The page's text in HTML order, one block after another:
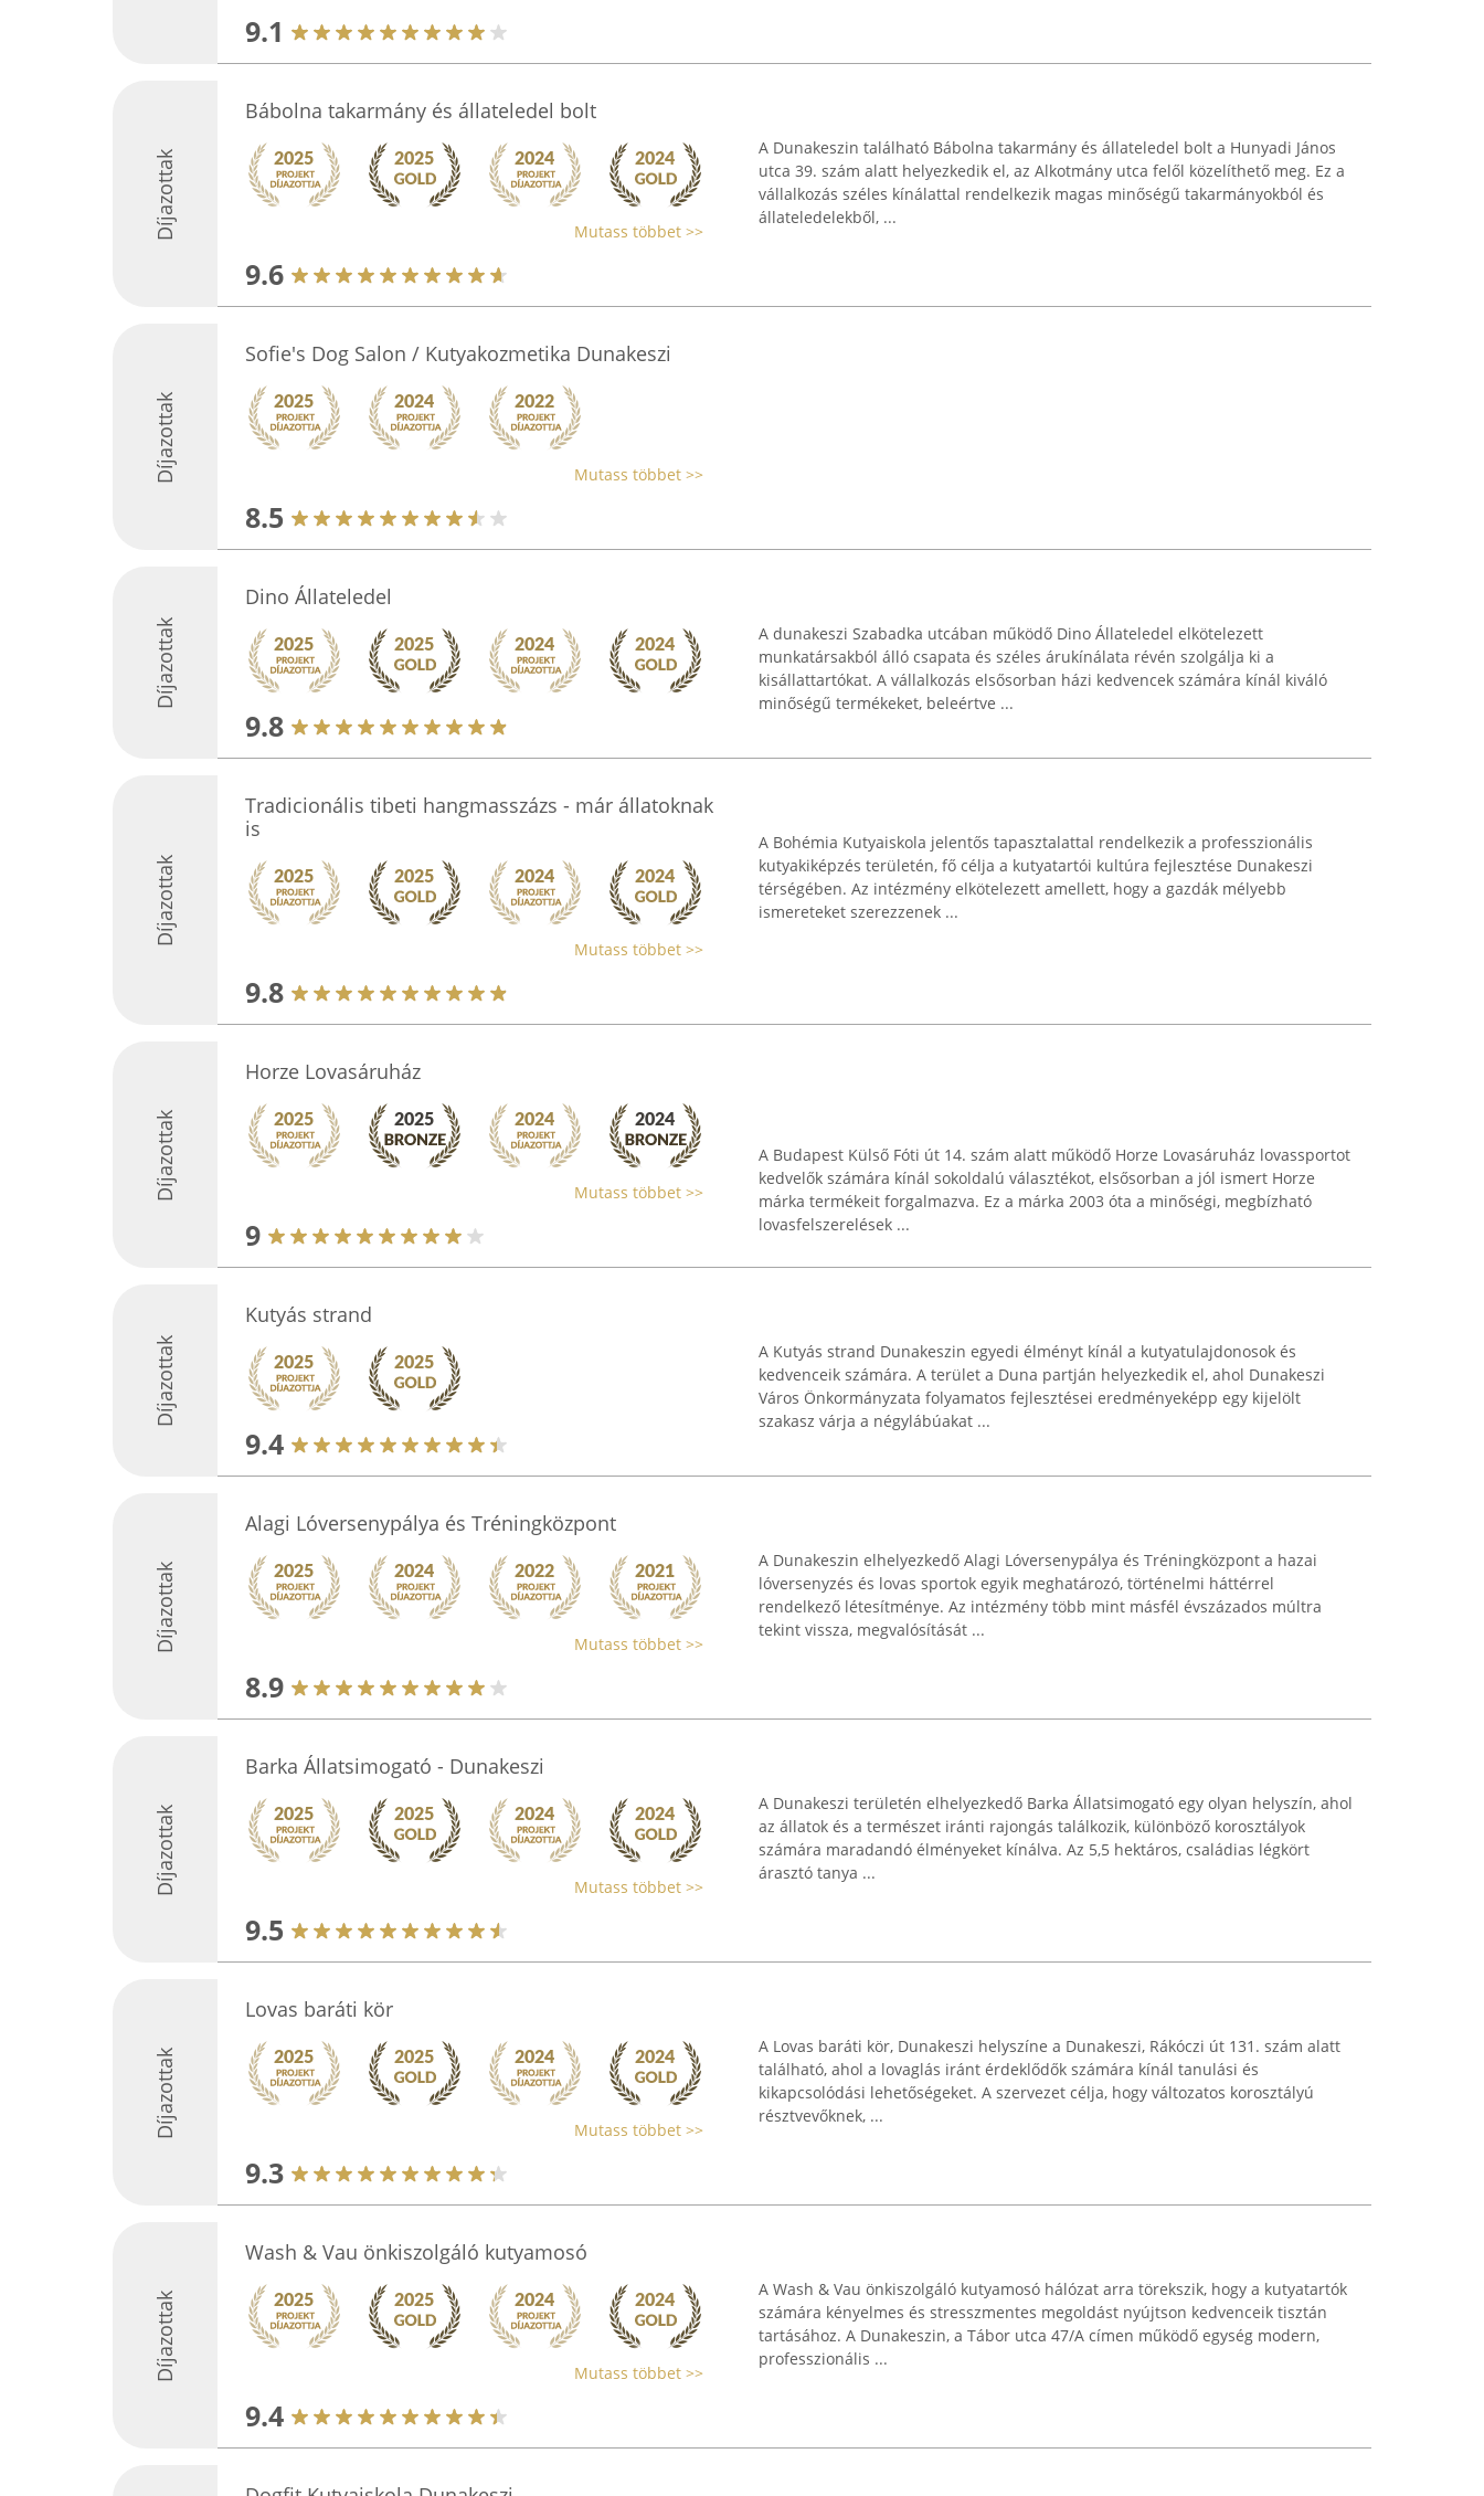
9.1
Díjazottak
Bábolna takarmány és állateledel bolt
Mutass többet >>
9.6
A Dunakeszin található Bábolna takarmány és állateledel bolt a Hunyadi János
utca 39. szám alatt helyezkedik el, az Alkotmány utca felől közelíthető meg. Ez a
vállalkozás széles kínálattal rendelkezik magas minőségű takarmányokból és
állateledelekből, ...
Díjazottak
Sofie's Dog Salon / Kutyakozmetika Dunakeszi
Mutass többet >>
8.5
Díjazottak
Dino Állateledel
9.8
A dunakeszi Szabadka utcában működő Dino Állateledel elkötelezett
munkatársakból álló csapata és széles árukínálata révén szolgálja ki a
kisállattartókat. A vállalkozás elsősorban házi kedvencek számára kínál kiváló
minőségű termékeket, beleértve ...
Díjazottak
Tradicionális tibeti hangmasszázs - már állatoknak
is
Mutass többet >>
9.8
A Bohémia Kutyaiskola jelentős tapasztalattal rendelkezik a professzionális
kutyakiképzés területén, fő célja a kutyatartói kultúra fejlesztése Dunakeszi
térségében. Az intézmény elkötelezett amellett, hogy a gazdák mélyebb
ismereteket szerezzenek ...
Díjazottak
Horze Lovasáruház
Mutass többet >>
9
A Budapest Külső Fóti út 14. szám alatt működő Horze Lovasáruház lovassportot
kedvelők számára kínál sokoldalú választékot, elsősorban a jól ismert Horze
márka termékeit forgalmazva. Ez a márka 2003 óta a minőségi, megbízható
lovasfelszerelések ...
Díjazottak
Kutyás strand
9.4
A Kutyás strand Dunakeszin egyedi élményt kínál a kutyatulajdonosok és
kedvenceik számára. A terület a Duna partján helyezkedik el, ahol Dunakeszi
Város Önkormányzata folyamatos fejlesztései eredményeképp egy kijelölt
szakasz várja a négylábúakat ...
Díjazottak
Alagi Lóversenypálya és Tréningközpont
Mutass többet >>
8.9
A Dunakeszin elhelyezkedő Alagi Lóversenypálya és Tréningközpont a hazai
lóversenyzés és lovas sportok egyik meghatározó, történelmi háttérrel
rendelkező létesítménye. Az intézmény több mint másfél évszázados múltra
tekint vissza, megvalósítását ...
Díjazottak
Barka Állatsimogató - Dunakeszi
Mutass többet >>
9.5
A Dunakeszi területén elhelyezkedő Barka Állatsimogató egy olyan helyszín, ahol
az állatok és a természet iránti rajongás találkozik, különböző korosztályok
számára maradandó élményeket kínálva. Az 5,5 hektáros, családias légkört
árasztó tanya ...
Díjazottak
Lovas baráti kör
Mutass többet >>
9.3
A Lovas baráti kör, Dunakeszi helyszíne a Dunakeszi, Rákóczi út 131. szám alatt
található, ahol a lovaglás iránt érdeklődők számára kínál tanulási és
kikapcsolódási lehetőségeket. A szervezet célja, hogy változatos korosztályú
résztvevőknek, ...
Díjazottak
Wash & Vau önkiszolgáló kutyamosó
Mutass többet >>
9.4
A Wash & Vau önkiszolgáló kutyamosó hálózat arra törekszik, hogy a kutyatartók
számára kényelmes és stresszmentes megoldást nyújtson kedvenceik tisztán
tartásához. A Dunakeszin, a Tábor utca 47/A címen működő egység modern,
professzionális ...